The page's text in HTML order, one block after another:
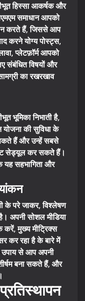
हिस्सा आकर्षक और
समाधान आपको
करते हैं, जिससे आप
करने योग्य पोस्ट्स,
प्लेटफ़ॉर्म आपको
संबंधित विषयों और
का रखरखाव
भूमिका निभाती है,
की सुविधा के
हैं और उन्हें सबसे
सेड्यूल कर सकते हैं।
यह सहभागिता और
के परे जाकर, विश्लेषण
अपनी सोशल मीडिया
करें, मुख्य मीट्रिक्स
कर रहा है के बारे में
उपाय से आप अपनी
बना सकते हैं, और